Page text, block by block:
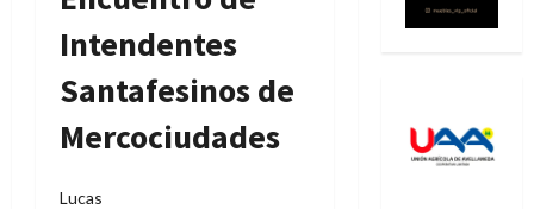
Intendentes
Santafesinos de
Mercociudades
Lucas